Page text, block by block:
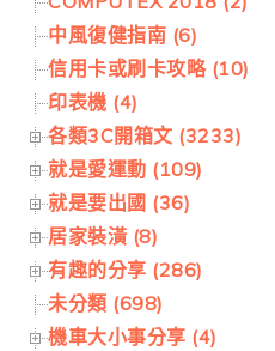
中風復健指南 (6)
信用卡或刷卡攻略 (10)
印表機 (4)
各類3C開箱文 (3233)
就是愛運動 (109)
就是要出國 (36)
居家裝潢 (8)
有趣的分享 (286)
未分類 (698)
機車大小事分享 (4)